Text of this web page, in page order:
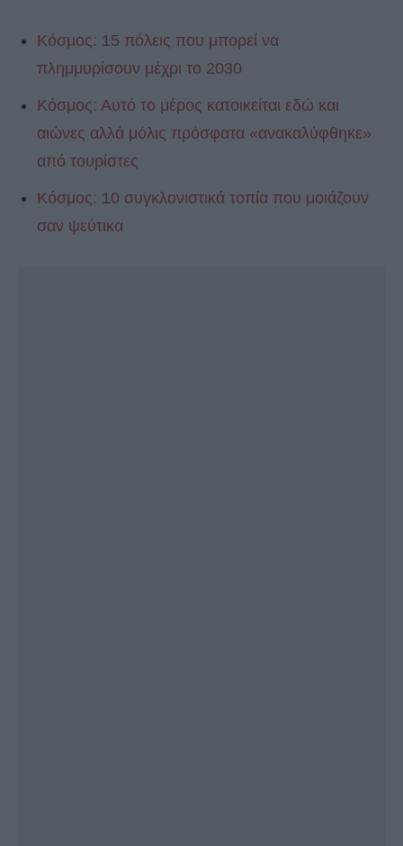
Κόσμος: 15 πόλεις που μπορεί να
πλημμυρίσουν μέχρι το 2030
Κόσμος: Αυτό το μέρος κατοικείται εδώ και
αιώνες αλλά μόλις πρόσφατα «ανακαλύφθηκε»
από τουρίστες
Κόσμος: 10 συγκλονιστικά τοπία που μοιάζουν
σαν ψεύτικα